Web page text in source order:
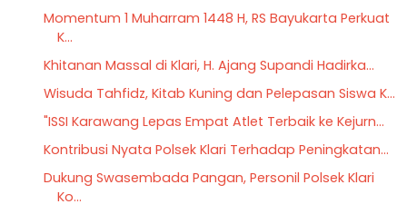
Momentum 1 Muharram 1448 H, RS Bayukarta Perkuat
K...
Khitanan Massal di Klari, H. Ajang Supandi Hadirka...
Wisuda Tahfidz, Kitab Kuning dan Pelepasan Siswa K...
"ISSI Karawang Lepas Empat Atlet Terbaik ke Kejurn...
Kontribusi Nyata Polsek Klari Terhadap Peningkatan...
Dukung Swasembada Pangan, Personil Polsek Klari
Ko...